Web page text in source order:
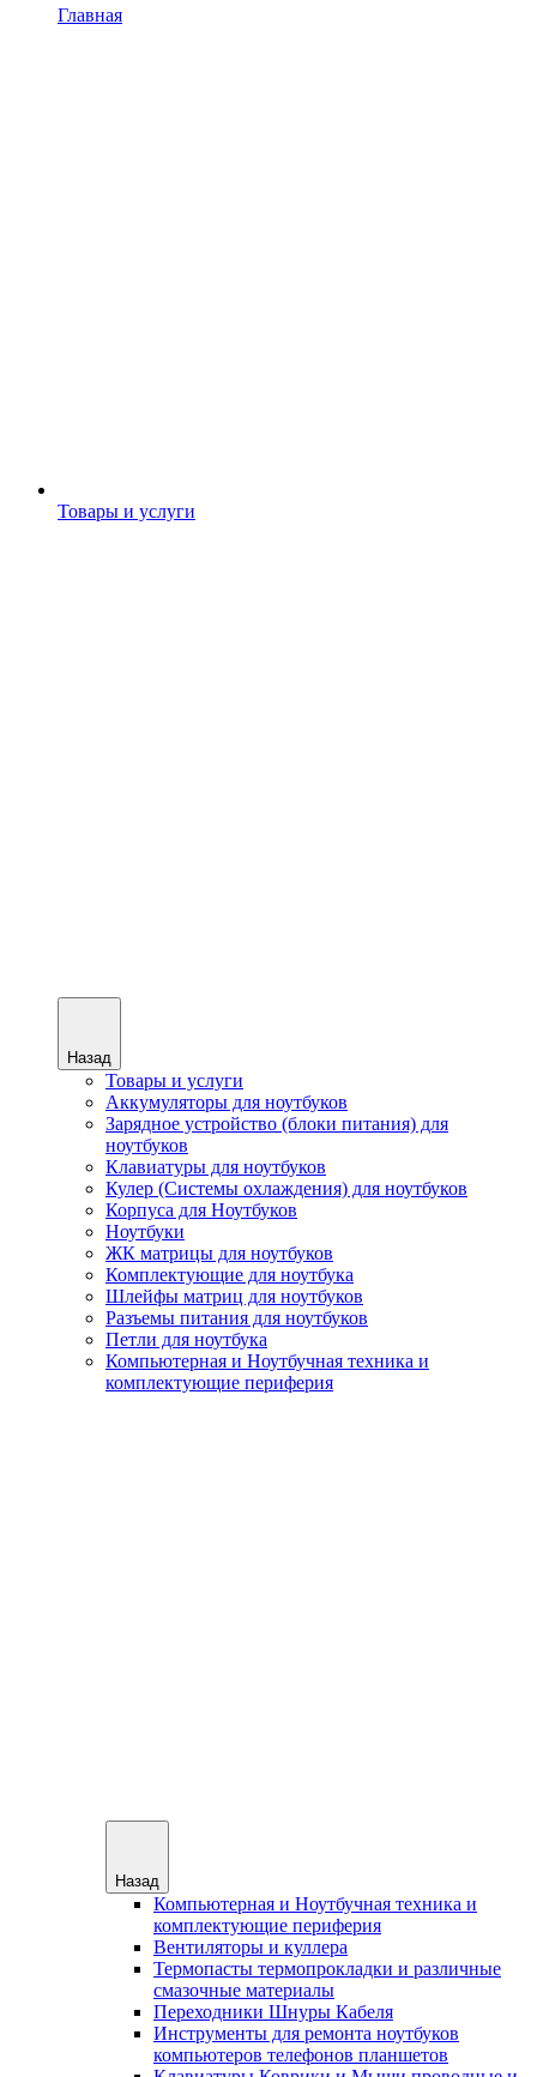
Главная
Товары и услуги
Назад
Товары и услуги
Аккумуляторы для ноутбуков
Зарядное устройство (блоки питания) для
ноутбуков
Клавиатуры для ноутбуков
Кулер (Системы охлаждения) для ноутбуков
Корпуса для Ноутбуков
Ноутбуки
ЖК матрицы для ноутбуков
Комплектующие для ноутбука
Шлейфы матриц для ноутбуков
Разъемы питания для ноутбуков
Петли для ноутбука
Компьютерная и Ноутбучная техника и
комплектующие периферия
Назад
Компьютерная и Ноутбучная техника и
комплектующие периферия
Вентиляторы и куллера
Термопасты термопрокладки и различные
смазочные материалы
Переходники Шнуры Кабеля
Инструменты для ремонта ноутбуков
компьютеров телефонов планшетов